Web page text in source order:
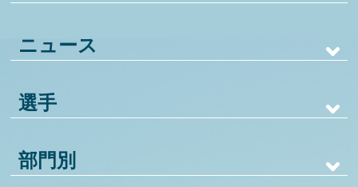
ニュース
選手
部門別